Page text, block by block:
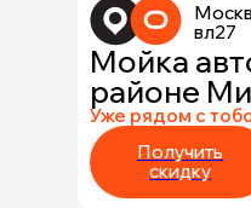
Мойка
районе
Уже рядом с
Получить
скидку
вл27